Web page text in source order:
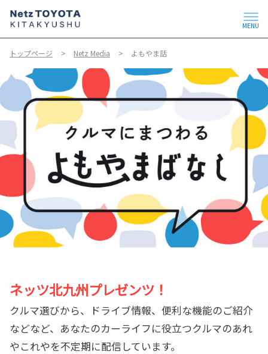
MENU
トップページ Netz Media よもやま話
ネッツ北九州プレゼンツ！
クルマ選びから、ドライブ情報、便利な機能のご紹介
などなど、あなたのカーライフに役立つクルマのあれ
やこれやを不定期に配信しています。